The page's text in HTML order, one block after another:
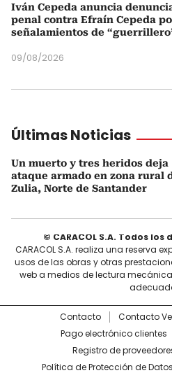
Iván Cepeda anuncia
penal contra Efraín Cepeda
señalamientos de
09/08/2026
Últimas Noticias
Un muerto y tres heridos deja
ataque armado en zona rural
Zulia, Norte de Santander
© CARACOL S.A. Todos
CARACOL S.A. realiza una reserva
usos de las obras y otras
web a medios de lectura
Contacto Contacto
Pago electrónico clientes
Registro de
Política de Protección de Datos